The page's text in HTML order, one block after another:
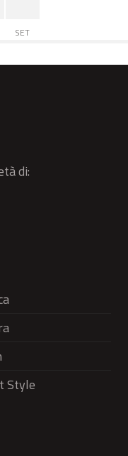
SET
di:
Style